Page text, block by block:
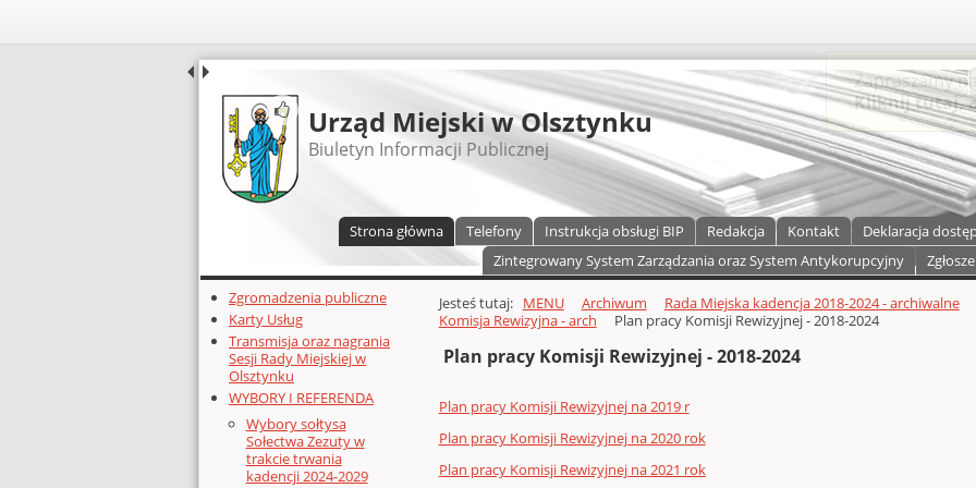
UDOSTĘPNIJ
Urząd Miejski w Olsztynku
Biuletyn Informacji Publicznej
Strona główna Telefony Instrukcja obsługi BIP Redakcja Kontakt Deklaracja
Zintegrowany System Zarządzania oraz System Antykorupcyjny
Dodatkowe zasoby (lewa kolumna)
Zgromadzenia publiczne
Karty Usług
Transmisja oraz nagrania
Sesji Rady Miejskiej w
Olsztynku
WYBORY I REFERENDA
Wybory sołtysa
Sołectwa Zezuty w
trakcie trwania
kadencji 2024-2029
Głównej zawartości
Jesteś tutaj: MENU Archiwum Rada Miejska kadencja 2018-2024 - archiwalne
Komisja Rewizyjna - arch
Plan pracy Komisji Rewizyjnej - 2018-2024
Plan pracy Komisji Rewizyjnej - 2018-2024
Plan pracy Komisji Rewizyjnej na 2019 r
Plan pracy Komisji Rewizyjnej na 2020 rok
Plan pracy Komisji Rewizyjnej na 2021 rok